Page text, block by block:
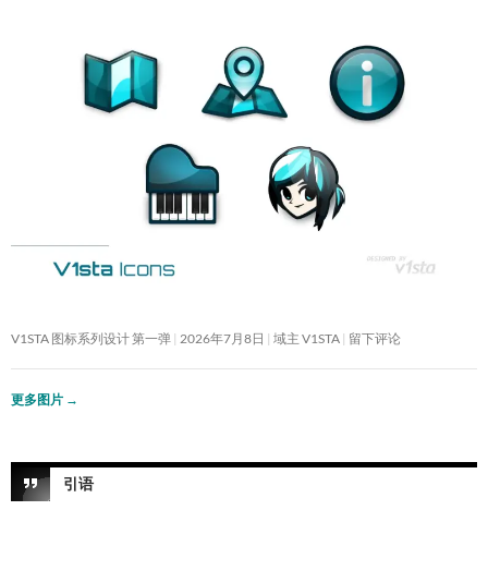
V1STA 图标系列设计 第一弹 2026年7月8日 域主 V1STA 留下评论
更多图片 →
引语